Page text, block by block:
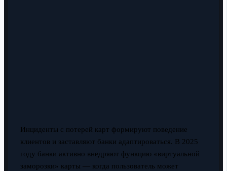
Инциденты с потерей карт формируют поведение
клиентов и заставляют банки адаптироваться. В 2025
году банки активно внедряют функцию «виртуальной
заморозки» карты — когда пользователь может